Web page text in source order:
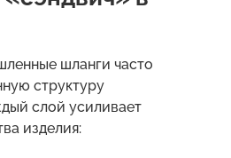
шланги часто
структуру
слой усиливает
изделия: